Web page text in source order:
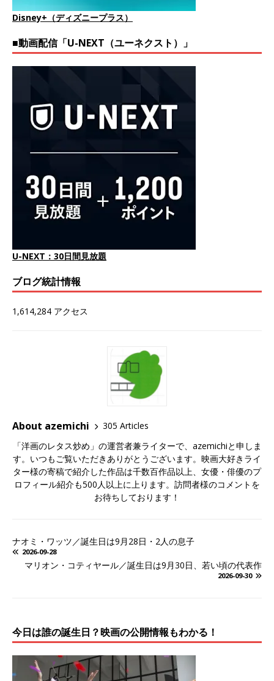
Disney+（ディズニープラス）
■動画配信「U-NEXT（ユーネクスト）」
U-NEXT：30日間見放題
ブログ統計情報
1,614,284 アクセス
About azemichi
305 Articles
「洋画のレタス炒め」の運営者兼ライターで、azemichiと申しま
す。いつもご覧いただきありがとうございます。映画大好きライ
ター様の寄稿で紹介した作品は千数百作品以上、女優・俳優のプ
ロフィール紹介も500人以上に上ります。訪問者様のコメントを
お待ちしております！
ナオミ・ワッツ／誕生日は9月28日・2人の息子
2026-09-28
マリオン・コティヤール／誕生日は9月30日、若い頃の代表作
2026-09-30
今日は誰の誕生日？映画の公開情報もわかる！